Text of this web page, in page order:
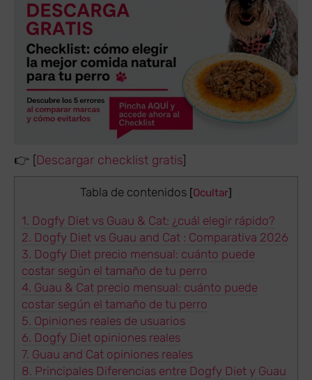
👉 [Descargar checklist gratis]
Tabla de contenidos [Ocultar]
1. Dogfy Diet vs Guau & Cat: ¿cuál elegir rápido?
2. Dogfy Diet vs Guau and Cat : Comparativa 2026
3. Dogfy Diet precio mensual: cuánto puede
costar según el tamaño de tu perro
4. Guau & Cat precio mensual: cuánto puede
costar según el tamaño de tu perro
5. Opiniones reales de usuarios
6. Dogfy Diet opiniones reales
7. Guau and Cat opiniones reales
8. Principales Diferencias entre Dogfy Diet y Guau